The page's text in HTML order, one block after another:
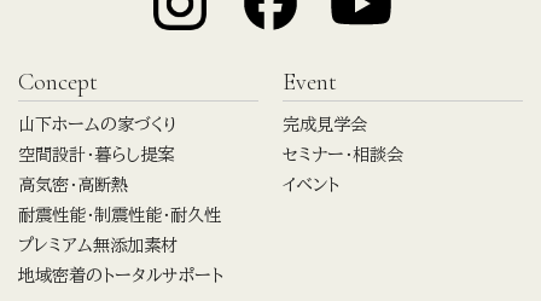
Concept
山下ホームの家づくり
空間設計・暮らし提案
高気密・高断熱
耐震性能・制震性能・耐久性
プレミアム無添加素材
地域密着のトータルサポート
Event
完成見学会
セミナー・相談会
イベント